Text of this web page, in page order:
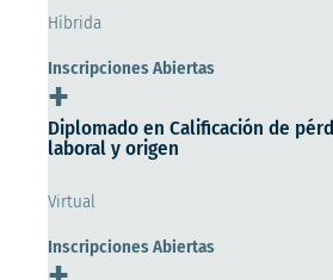
Híbrida
Inscripciones Abiertas
+
Diplomado en Calificación de
laboral y origen
Virtual
Inscripciones Abiertas